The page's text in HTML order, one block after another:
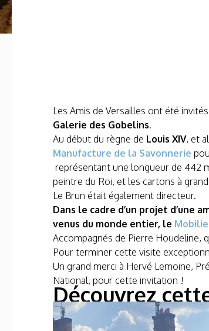
Les Amis de Versailles ont été
Galerie des Gobelins.
Au début du règne de Louis XIV, et
Manufacture de la Savonnerie
représentant une longueur de 442
peintre du Roi, et les cartons à
Le Brun était également directeur.
Dans le cadre d’un projet
venus du monde entier, le
Accompagnés de Pierre Houdeline,
Pour terminer cette visite
Un grand merci à Hervé Lemoine,
National, pour cette invitation !
Découvrez